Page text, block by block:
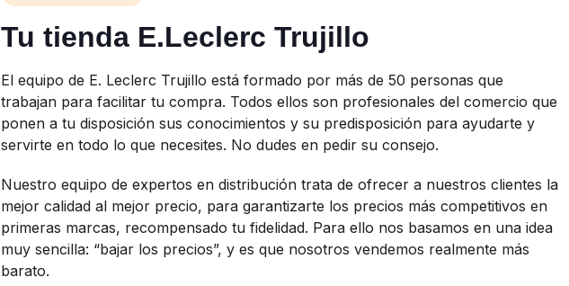
Tu tienda E.Leclerc Trujillo
El equipo de E. Leclerc Trujillo está formado por más de 50 personas que
trabajan para facilitar tu compra. Todos ellos son profesionales del comercio que
ponen a tu disposición sus conocimientos y su predisposición para ayudarte y
servirte en todo lo que necesites. No dudes en pedir su consejo.
Nuestro equipo de expertos en distribución trata de ofrecer a nuestros clientes la
mejor calidad al mejor precio, para garantizarte los precios más competitivos en
primeras marcas, recompensado tu fidelidad. Para ello nos basamos en una idea
muy sencilla: “bajar los precios”, y es que nosotros vendemos realmente más
barato.